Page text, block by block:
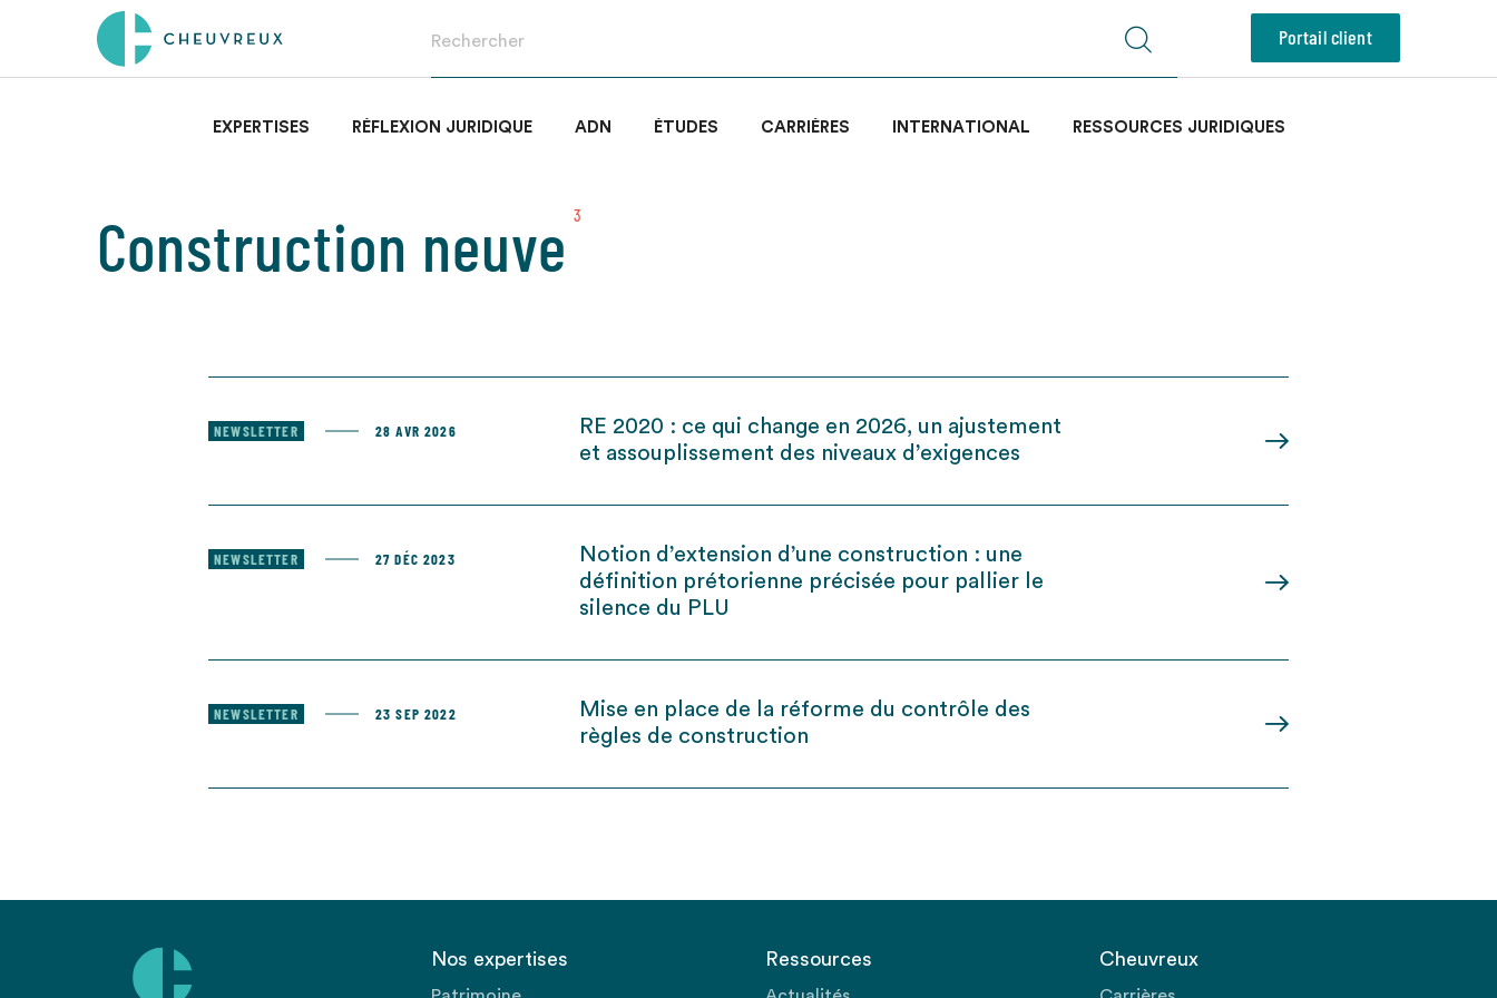
Portail client
EXPERTISES RÉFLEXION JURIDIQUE ADN ÉTUDES CARRIÈRES INTERNATIONAL RESSOURCES JURIDIQUES
Construction neuve 3
NEWSLETTER 28 AVR 2026
RE 2020 : ce qui change en 2026, un ajustement
et assouplissement des niveaux d’exigences
NEWSLETTER 27 DÉC 2023
Notion d’extension d’une construction : une
définition prétorienne précisée pour pallier le
silence du PLU
NEWSLETTER 23 SEP 2022
Mise en place de la réforme du contrôle des
règles de construction
Nos expertises Ressources Cheuvreux